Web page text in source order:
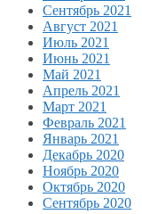
Сентябрь 2021
Август 2021
Июль 2021
Июнь 2021
Май 2021
Апрель 2021
Март 2021
Февраль 2021
Январь 2021
Декабрь 2020
Ноябрь 2020
Октябрь 2020
Сентябрь 2020